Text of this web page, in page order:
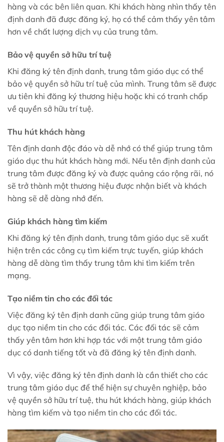
hàng và các bên liên quan. Khi khách hàng nhìn thấy tên
định danh đã được đăng ký, họ có thể cảm thấy yên tâm
hơn về chất lượng dịch vụ của trung tâm.
Bảo vệ quyền sở hữu trí tuệ
Khi đăng ký tên định danh, trung tâm giáo dục có thể
bảo vệ quyền sở hữu trí tuệ của mình. Trung tâm sẽ được
ưu tiên khi đăng ký thương hiệu hoặc khi có tranh chấp
về quyền sở hữu trí tuệ.
Thu hút khách hàng
Tên định danh độc đáo và dễ nhớ có thể giúp trung tâm
giáo dục thu hút khách hàng mới. Nếu tên định danh của
trung tâm được đăng ký và được quảng cáo rộng rãi, nó
sẽ trở thành một thương hiệu được nhận biết và khách
hàng sẽ dễ dàng nhớ đến.
Giúp khách hàng tìm kiếm
Khi đăng ký tên định danh, trung tâm giáo dục sẽ xuất
hiện trên các công cụ tìm kiếm trực tuyến, giúp khách
hàng dễ dàng tìm thấy trung tâm khi tìm kiếm trên
mạng.
Tạo niềm tin cho các đối tác
Việc đăng ký tên định danh cũng giúp trung tâm giáo
dục tạo niềm tin cho các đối tác. Các đối tác sẽ cảm
thấy yên tâm hơn khi hợp tác với một trung tâm giáo
dục có danh tiếng tốt và đã đăng ký tên định danh.
Vì vậy, việc đăng ký tên định danh là cần thiết cho các
trung tâm giáo dục để thể hiện sự chuyên nghiệp, bảo
vệ quyền sở hữu trí tuệ, thu hút khách hàng, giúp khách
hàng tìm kiếm và tạo niềm tin cho các đối tác.